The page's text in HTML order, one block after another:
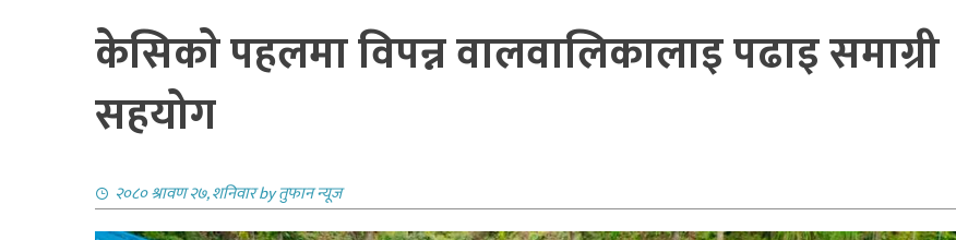
केसिकाे पहलमा विपन्न वालवालिकालाइ पढाइ समाग्री
सहयोग
२०८० श्रावण २७, शनिवारbyतुफान न्यूज